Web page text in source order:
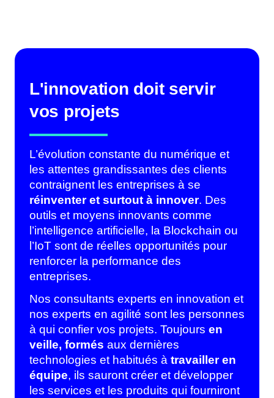
L'innovation doit servir
vos projets
L’évolution constante du numérique et
les attentes grandissantes des clients
contraignent les entreprises à se
réinventer et surtout à innover. Des
outils et moyens innovants comme
l’intelligence artificielle, la Blockchain ou
l’IoT sont de réelles opportunités pour
renforcer la performance des
entreprises.
Nos consultants experts en innovation et
nos experts en agilité sont les personnes
à qui confier vos projets. Toujours en
veille, formés aux dernières
technologies et habitués à travailler en
équipe, ils sauront créer et développer
les services et les produits qui fourniront